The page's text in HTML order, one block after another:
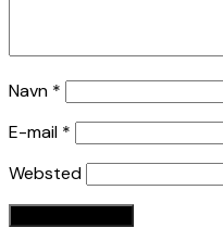
Navn *
E-mail *
Websted